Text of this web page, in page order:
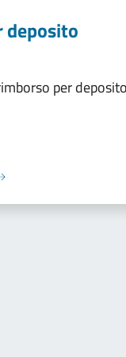
deposito
per deposito